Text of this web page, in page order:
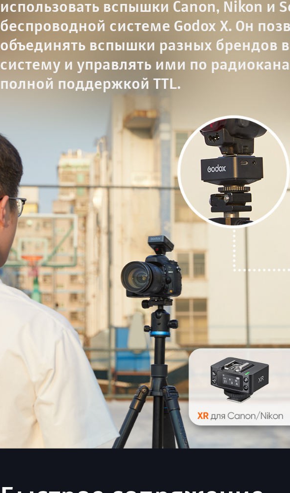
использовать вспышки Canon, Nikon и
беспроводной системе Godox X. Он
объединять вспышки разных брендов
систему и управлять ими по
полной поддержкой TTL.